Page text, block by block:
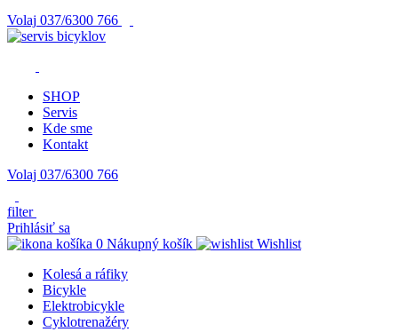
Volaj 037/6300 766
SHOP
Servis
Kde sme
Kontakt
Volaj 037/6300 766
filter
Prihlásiť sa
0 Nákupný košík
Wishlist
Kolesá a ráfiky
Bicykle
Elektrobicykle
Cyklotrenažéry